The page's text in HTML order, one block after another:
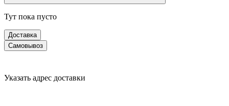
Тут пока пусто
Доставка
Самовывоз
Указать адрес доставки